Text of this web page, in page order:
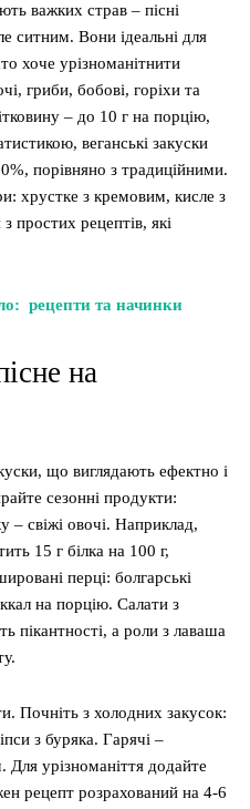
важких страв – пісні
ситним. Вони ідеальні для
хоче урізноманітнити
гриби, бобові, горіхи та
– до 10 г на порцію,
веганські закуски
порівняно з традиційними.
хрустке з кремовим, кисле з
простих рецептів, які
рецепти та начинки
на
що виглядають ефектно і
сезонні продукти:
– свіжі овочі. Наприклад,
15 г білка на 100 г,
перці: болгарські
на порцію. Салати з
пікантності, а роли з лаваша
Почніть з холодних закусок:
з буряка. Гарячі –
Для урізноманіття додайте
рецепт розрахований на 4-6